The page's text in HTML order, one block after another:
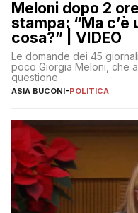
Meloni dopo 2
stampa: “Ma c’è
cosa?” | VIDEO
Le domande dei 45
poco Giorgia Meloni, che
questione
ASIA BUCONI-POLITICA